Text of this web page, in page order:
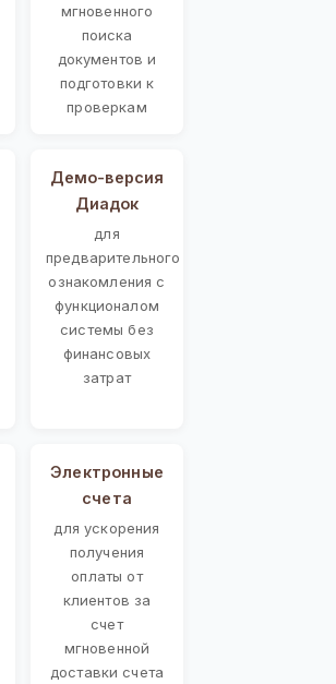
мгновенного
поиска
документов и
подготовки к
проверкам
Демо-версия
Диадок
для
предварительного
ознакомления с
функционалом
системы без
финансовых
затрат
Электронные
счета
для ускорения
получения
оплаты от
клиентов за
счет
мгновенной
доставки счета